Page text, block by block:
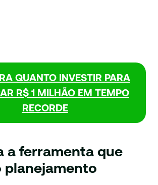
QUANTO INVESTIR PARA
R$ 1 MILHÃO EM TEMPO
RECORDE
a ferramenta que
planejamento